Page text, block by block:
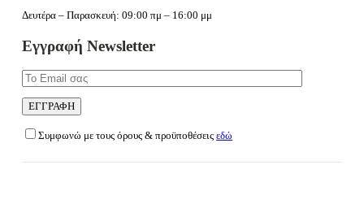
Δευτέρα – Παρασκευή: 09:00 πμ – 16:00 μμ
Εγγραφή Newsletter
Συμφωνώ με τους όρους & προϋποθέσειςεδώ